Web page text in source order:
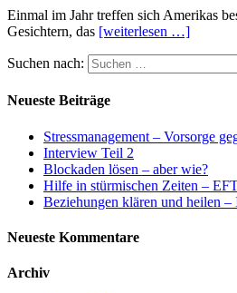
Einmal im Jahr treffen sich Amerikas
Gesichtern, das [weiterlesen …]
Suchen nach:
Neueste Beiträge
Stressmanagement – Vorsorge
Interview Teil 2
Blockaden lösen – aber wie?
Hilfe in stürmischen Zeiten –
Beziehungen klären und heilen –
Neueste Kommentare
Archiv